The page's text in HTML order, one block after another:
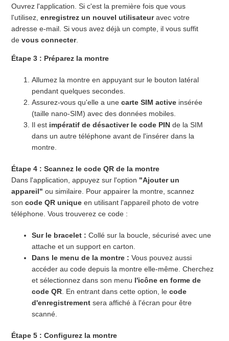
Ouvrez l'application. Si c'est la première fois que vous
l'utilisez,enregistrez un nouvel utilisateuravec votre
adresse e-mail. Si vous avez déjà un compte, il vous suffit
devous connecter.
Étape 3 : Préparez la montre
Allumez la montre en appuyant sur le bouton latéral
pendant quelques secondes.
Assurez-vous qu'elle a unecarte SIM active insérée
(taille nano-SIM) avec des données mobiles.
Il est impératif de désactiver le code PIN de la SIM
dans un autre téléphone avant de l'insérer dans la
montre.
Étape 4 : Scannez le code QR de la montre
Dans l'application, appuyez sur l'option "Ajouter un
appareil" ou similaire. Pour appairer la montre, scannez
soncode QR unique en utilisant l'appareil photo de votre
téléphone. Vous trouverez ce code :
Sur le bracelet : Collé sur la boucle, sécurisé avec une
attache et un support en carton.
Dans le menu de la montre : Vous pouvez aussi
accéder au code depuis la montre elle-même. Cherchez
et sélectionnez dans son menu l'icône en forme de
code QR. En entrant dans cette option, lecode
d'enregistrement sera affiché à l'écran pour être
scanné.
Étape 5 : Configurez la montre